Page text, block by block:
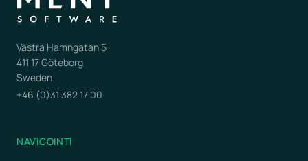
Västra Hamngatan 5
411 17 Göteborg
Sweden
+46 (0)31 382 17 00
NAVIGOINTI